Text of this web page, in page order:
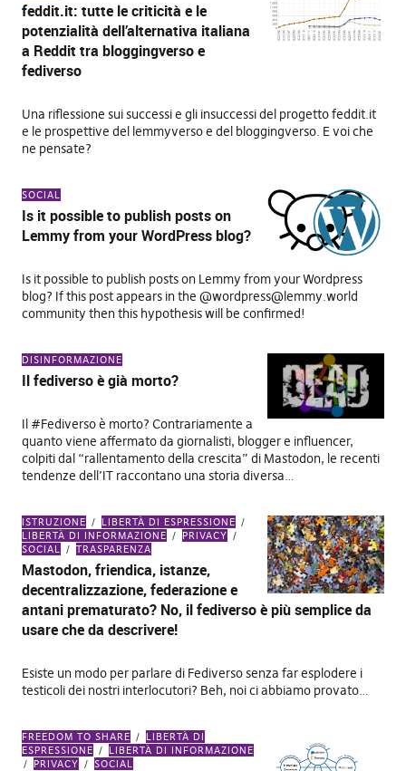
feddit.it: tutte le criticità e le
potenzialità dell’alternativa italiana
a Reddit tra bloggingverso e
fediverso
Una riflessione sui successi e gli insuccessi del progetto feddit.it
e le prospettive del lemmyverso e del bloggingverso. E voi che
ne pensate?
SOCIAL
Is it possible to publish posts on
Lemmy from your WordPress blog?
Is it possible to publish posts on Lemmy from your Wordpress
blog? If this post appears in the @wordpress@lemmy.world
community then this hypothesis will be confirmed!
DISINFORMAZIONE
Il fediverso è già morto?
Il #Fediverso è morto? Contrariamente a
quanto viene affermato da giornalisti, blogger e influencer,
colpiti dal “rallentamento della crescita” di Mastodon, le recenti
tendenze dell’IT raccontano una storia diversa…
ISTRUZIONE
LIBERTÀ DI ESPRESSIONE
LIBERTÀ DI INFORMAZIONE
PRIVACY
SOCIAL
TRASPARENZA
Mastodon, friendica, istanze,
decentralizzazione, federazione e
antani prematurato? No, il fediverso è più semplice da
usare che da descrivere!
Esiste un modo per parlare di Fediverso senza far esplodere i
testicoli dei nostri interlocutori? Beh, noi ci abbiamo provato…
FREEDOM TO SHARE
LIBERTÀ DI
ESPRESSIONE
LIBERTÀ DI INFORMAZIONE
PRIVACY
SOCIAL